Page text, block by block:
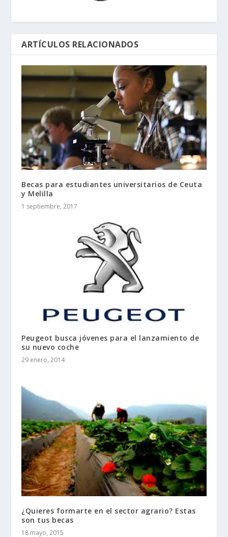
ARTÍCULOS RELACIONADOS
Becas para estudiantes universitarios de Ceuta
y Melilla
1 septiembre, 2017
Peugeot busca jóvenes para el lanzamiento de
su nuevo coche
29 enero, 2014
¿Quieres formarte en el sector agrario? Estas
son tus becas
18 mayo, 2015